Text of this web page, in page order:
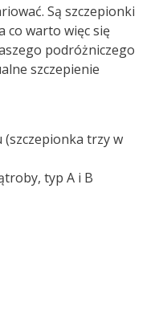
Są szczepionki
co warto więc się
podróżniczego
szczepienie
(szczepionka trzy w
typ A i B